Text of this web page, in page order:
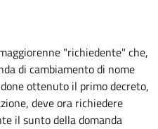
"richiedente" che,
di cambiamento di nome
ottenuto il primo decreto,
deve ora richiedere
il sunto della domanda